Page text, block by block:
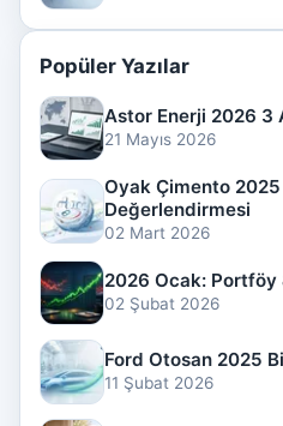
Popüler Yazılar
Astor Enerji 2026 3
21 Mayıs 2026
Oyak Çimento
Değerlendirmesi
02 Mart 2026
2026 Ocak: Portföy
02 Şubat 2026
Ford Otosan 2025
11 Şubat 2026